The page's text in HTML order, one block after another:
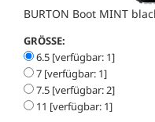
BURTON Boot MINT
GRÖSSE:
6.5 [verfügbar: 1]
7 [verfügbar: 1]
7.5 [verfügbar: 2]
11 [verfügbar: 1]